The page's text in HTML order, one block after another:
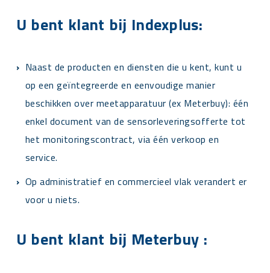
U bent klant bij Indexplus:
Naast de producten en diensten die u kent, kunt u
op een geïntegreerde en eenvoudige manier
beschikken over meetapparatuur (ex Meterbuy): één
enkel document van de sensorleveringsofferte tot
het monitoringscontract, via één verkoop en
service.
Op administratief en commercieel vlak verandert er
voor u niets.
U bent klant bij Meterbuy :